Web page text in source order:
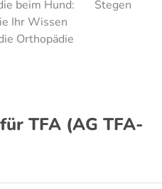
beim Hund:
Ihr Wissen
Orthopädie
Stegen
TFA (AG TFA-